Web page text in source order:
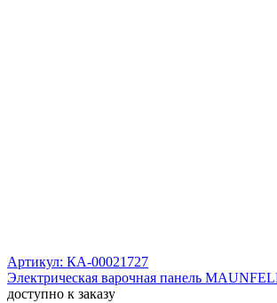
Артикул: КА-00021727
Электрическая варочная панель
доступно к заказу